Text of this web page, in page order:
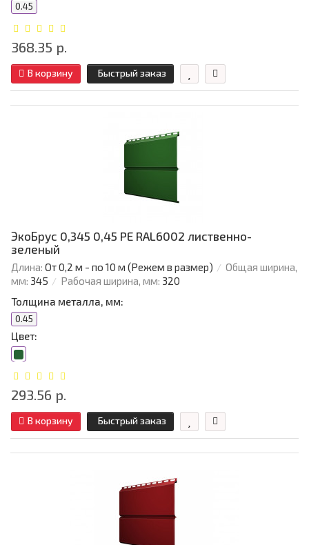
0.45
368.35 р.
В корзину Быстрый заказ
ЭкоБрус 0,345 0,45 PE RAL6002 лиственно-
зеленый
Длина: От 0,2 м - по 10 м (Режем в размер)
Общая ширина,
мм: 345 Рабочая ширина, мм: 320
Толщина металла, мм:
0.45
Цвет:
293.56 р.
В корзину Быстрый заказ